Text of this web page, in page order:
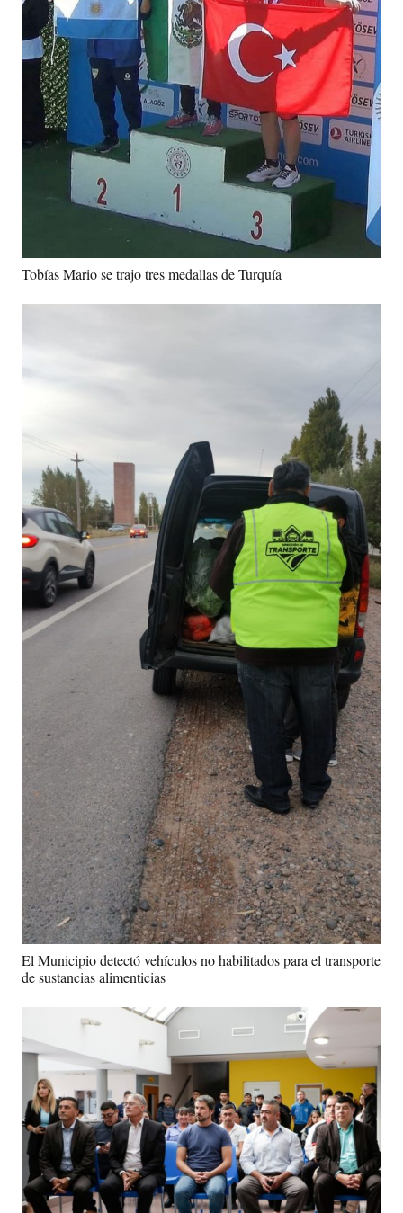
Tobías Mario se trajo tres medallas de Turquía
El Municipio detectó vehículos no habilitados para el transporte
de sustancias alimenticias